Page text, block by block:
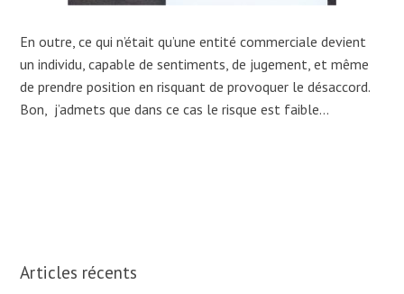
En outre, ce qui n’était qu’une entité commerciale devient
un individu, capable de sentiments, de jugement, et même
de prendre position en risquant de provoquer le désaccord.
Bon, j’admets que dans ce cas le risque est faible…
Articles récents